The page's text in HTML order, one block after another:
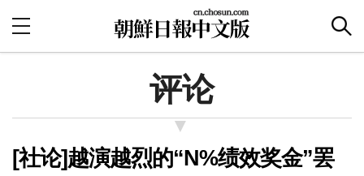
评论
[社论]越演越烈的“N%绩效奖金”罢